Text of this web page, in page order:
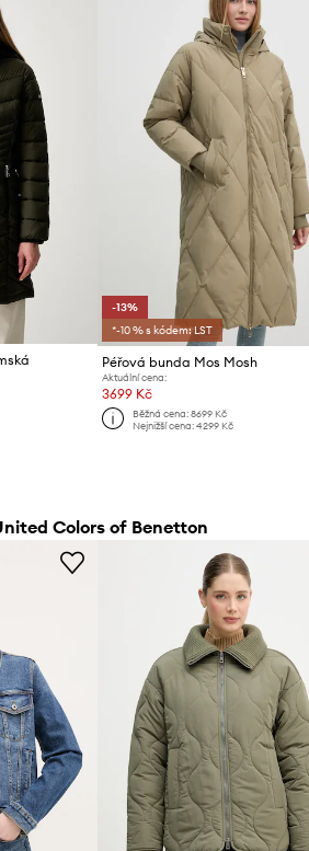
-13%
*-10 % s kódem: LST
Péřová bunda Mos Mosh
Aktuální cena:
3699 Kč
Běžná cena: 8699 Kč
Nejnižší cena: 4299 Kč
Colors of Benetton